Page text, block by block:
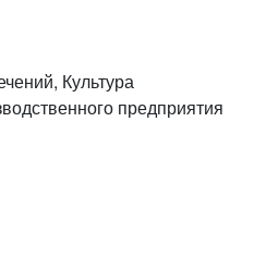
Культура
предприятия